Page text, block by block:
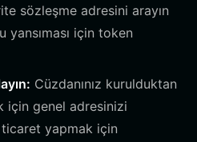
sözleşme adresini arayın
için token
Cüzdanınız kurulduktan
için genel adresinizi
yapmak için